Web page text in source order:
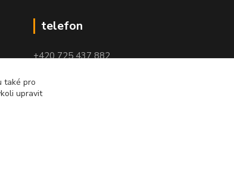
telefon
+420 725 437 882
+420 727 880 789
také pro
upravit